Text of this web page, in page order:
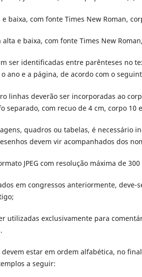
baixa, com fonte Times New Roman,
e baixa, com fonte Times New
ser identificadas entre parênteses no
ano e a página, de acordo com o
linhas deverão ser incorporadas ao
separado, com recuo de 4 cm, corpo 10
quadros ou tabelas, é necessário
devem vir acompanhados dos
JPEG com resolução máxima de
em congressos anteriormente, deve-
utilizadas exclusivamente para
devem estar em ordem alfabética, no
a seguir: